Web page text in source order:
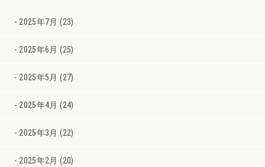
2025年7月 (23)
2025年6月 (25)
2025年5月 (27)
2025年4月 (24)
2025年3月 (22)
2025年2月 (20)